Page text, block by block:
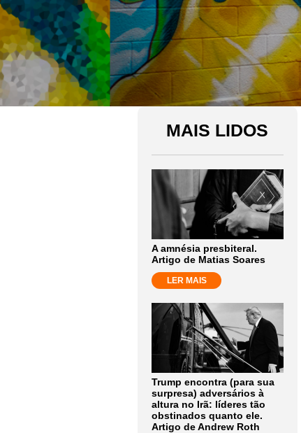
MAIS LIDOS
A amnésia presbiteral.
Artigo de Matias Soares
LER MAIS
Trump encontra (para sua
surpresa) adversários à
altura no Irã: líderes tão
obstinados quanto ele.
Artigo de Andrew Roth